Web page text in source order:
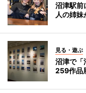
沼津駅
人の姉
見る・遊ぶ
沼津で「
259作品